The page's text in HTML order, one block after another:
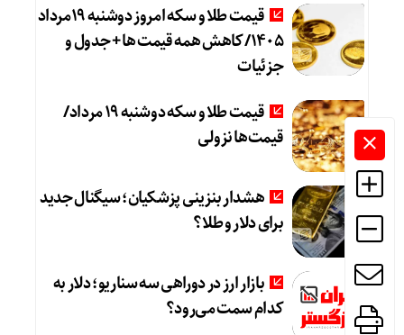
قیمت طلا و سکه امروز دوشنبه 19مرداد
1405/ کاهش همه قیمت ها + جدول و
جزئیات
قیمت طلا و سکه دوشنبه 19 مرداد/
قیمت‌ها نزولی
هشدار بنزینی پزشکیان؛ سیگنال جدید
برای دلار و طلا؟
بازار ارز در دوراهی سه سناریو؛ دلار به
کدام سمت می‌رود؟